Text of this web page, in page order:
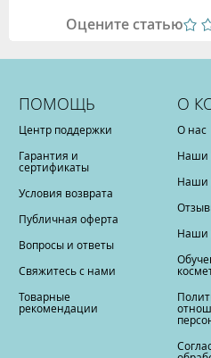
Оцените статью
ПОМОЩЬ
Центр поддержки
Гарантия и
сертификаты
Условия возврата
Публичная оферта
Вопросы и ответы
Свяжитесь с нами
Товарные
рекомендации
О
О нас
Наши
Наши
Наши